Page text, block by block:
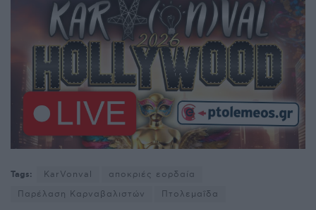
Tags: KarVonval
αποκριές εορδαία
Παρέλαση Καρναβαλιστών
Πτολεμαΐδα